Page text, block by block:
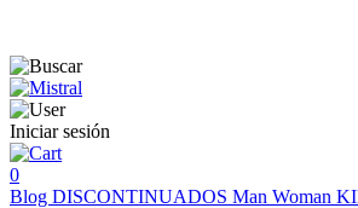
Iniciar sesión
0
Blog DISCONTINUADOS Man Woman